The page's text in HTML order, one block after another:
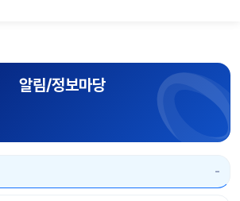
알림/정보마당